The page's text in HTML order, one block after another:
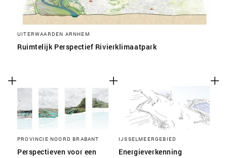
UITERWAARDEN ARNHEM
Ruimtelijk Perspectief Rivierklimaatpark
PROVINCIE NOORD BRABANT
Perspectieven voor een
IJSSELMEERGEBIED
Energieverkenning